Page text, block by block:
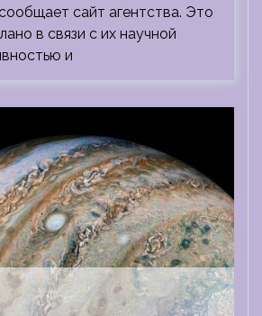
сайт агентства. Это
в связи с их научной
и